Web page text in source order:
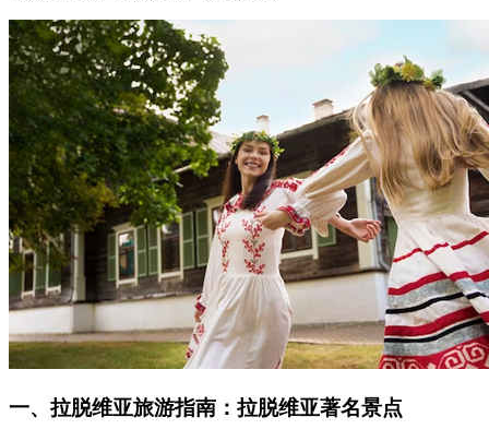
一、拉脱维亚旅游指南：拉脱维亚著名景点